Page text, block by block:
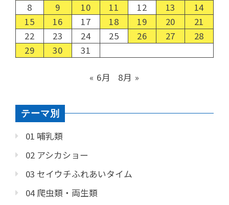
8
9 10 11 12 13
14
15
16 17 18 19 20
21
22
23 24 25 26 27
28
29
30 31
« 6月 8月 »
テーマ別
01 哺乳類
02 アシカショー
03 セイウチふれあいタイム
04 爬虫類・両生類